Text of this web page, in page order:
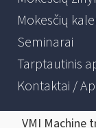
Mokesčių
Seminarai
Tarptautinis
Kontaktai /
VMI Machine